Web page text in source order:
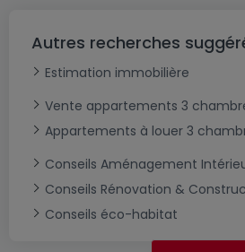
Autres recherches
Estimation immobilière
Vente appartements 3
Appartements à louer 3
Conseils Aménagement
Conseils Rénovation &
Conseils éco-habitat